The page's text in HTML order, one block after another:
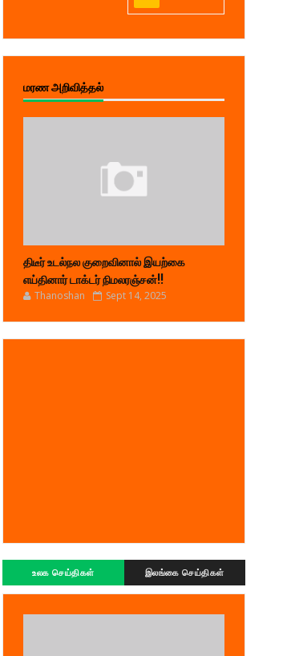
மரண அறிவித்தல்
திடீர் உடல்நல குறைவினால் இயற்கை
எய்தினார் டாக்டர் நிமலரஞ்சன்!!
Thanoshan Sept 14, 2025
உலக செய்திகள் இலங்கை செய்திகள்